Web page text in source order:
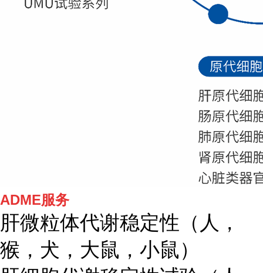
ADME服务
肝微粒体代谢稳定性（人，
猴，犬，大鼠，小鼠）